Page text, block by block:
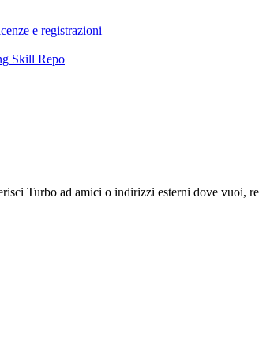
e registrazioni
Skill Repo
Turbo ad amici o indirizzi esterni dove vuoi,